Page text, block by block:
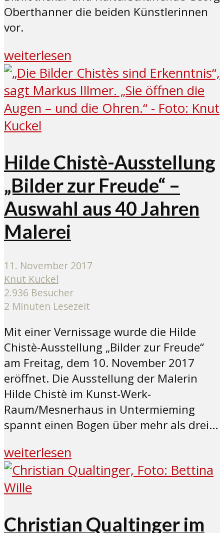
Oberthanner die beiden Künstlerinnen
vor.
weiterlesen
Hilde Chistè-Ausstellung
„Bilder zur Freude“ –
Auswahl aus 40 Jahren
Malerei
11. November 2017
Knut Kuckel
2.936 Besucher
2 Minuten Lesezeit
Mit einer Vernissage wurde die Hilde
Chistè-Ausstellung „Bilder zur Freude“
am Freitag, dem 10. November 2017
eröffnet. Die Ausstellung der Malerin
Hilde Chistè im Kunst-Werk-
Raum/Mesnerhaus in Untermieming
spannt einen Bogen über mehr als drei...
weiterlesen
Christian Qualtinger im